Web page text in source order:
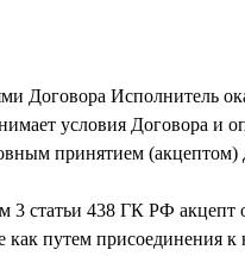
Договора Исполнитель
условия Договора и
принятием (акцептом)
3 статьи 438 ГК РФ
как путем присоединения